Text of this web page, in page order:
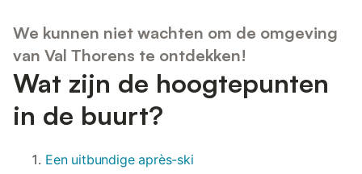
We kunnen niet wachten om de omgeving
van Val Thorens te ontdekken!
Wat zijn de hoogtepunten
in de buurt?
Een uitbundige après-ski